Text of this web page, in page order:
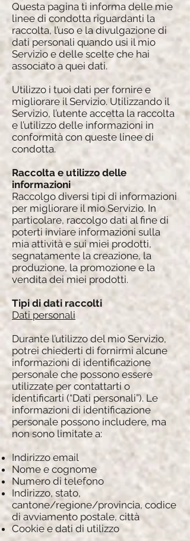
Questa pagina ti informa delle mie
linee di condotta riguardanti la
raccolta, l’uso e la divulgazione di
dati personali quando usi il mio
Servizio e delle scelte che hai
associato a quei dati.
Utilizzo i tuoi dati per fornire e
migliorare il Servizio. Utilizzando il
Servizio, l’utente accetta la raccolta
e l’utilizzo delle informazioni in
conformità con queste linee di
condotta.
Raccolta e utilizzo delle
informazioni
Raccolgo diversi tipi di informazioni
per migliorare il mio Servizio. In
particolare, raccolgo dati al fine di
poterti inviare informazioni sulla
mia attività e sui miei prodotti,
segnatamente la creazione, la
produzione, la promozione e la
vendita dei miei prodotti.
Tipi di dati raccolti
Dati personali
Durante l’utilizzo del mio Servizio,
potrei chiederti di fornirmi alcune
informazioni di identificazione
personale che possono essere
utilizzate per contattarti o
identificarti (“Dati personali”). Le
informazioni di identificazione
personale possono includere, ma
non sono limitate a:
Indirizzo email
Nome e cognome
Numero di telefono
Indirizzo, stato,
cantone/regione/provincia, codice
di avviamento postale, città
Cookie e dati di utilizzo